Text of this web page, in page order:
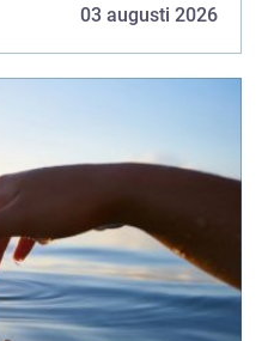
03 augusti 2026